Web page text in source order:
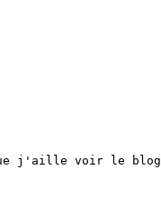
j'aille voir le blog